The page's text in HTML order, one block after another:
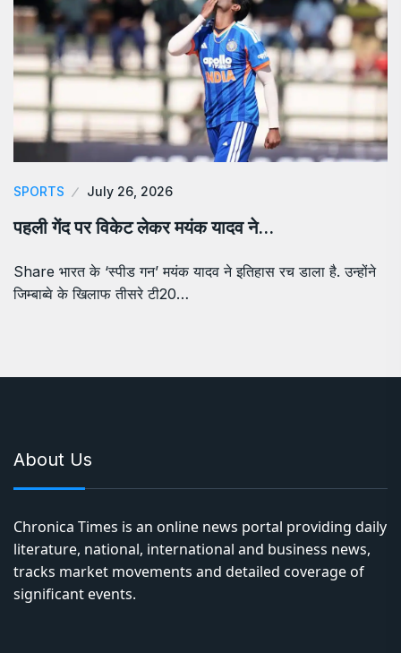
SPORTS July 26, 2026
पहली गेंद पर विकेट लेकर मयंक यादव ने…
Share भारत के ‘स्पीड गन’ मयंक यादव ने इतिहास रच डाला है. उन्होंने
जिम्बाब्वे के खिलाफ तीसरे टी20…
About Us
Chronica Times is an online news portal providing daily
literature, national, international and business news,
tracks market movements and detailed coverage of
significant events.